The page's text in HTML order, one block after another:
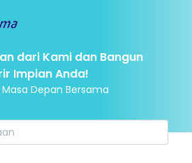
dari Kami dan Bangun
Impian Anda!
Depan Bersama